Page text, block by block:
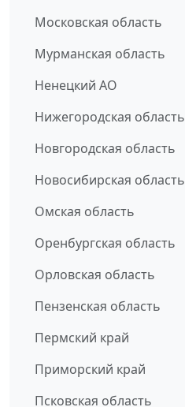
Московская область
Мурманская область
Ненецкий АО
Нижегородская область
Новгородская область
Новосибирская область
Омская область
Оренбургская область
Орловская область
Пензенская область
Пермский край
Приморский край
Псковская область